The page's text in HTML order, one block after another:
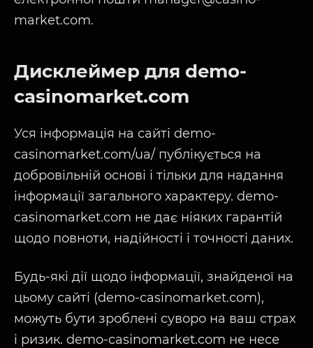
market.com.
Дисклеймер для demo-
casinomarket.com
Уся інформація на сайті demo-
casinomarket.com/ua/ публікується на
добровільній основі і тільки для надання
інформації загального характеру. demo-
casinomarket.com не дає ніяких гарантій
щодо повноти, надійності і точності даних.
Будь-які дії щодо інформації, знайденої на
цьому сайті (demo-casinomarket.com),
можуть бути зроблені суворо на ваш страх
і ризик. demo-casinomarket.com не несе